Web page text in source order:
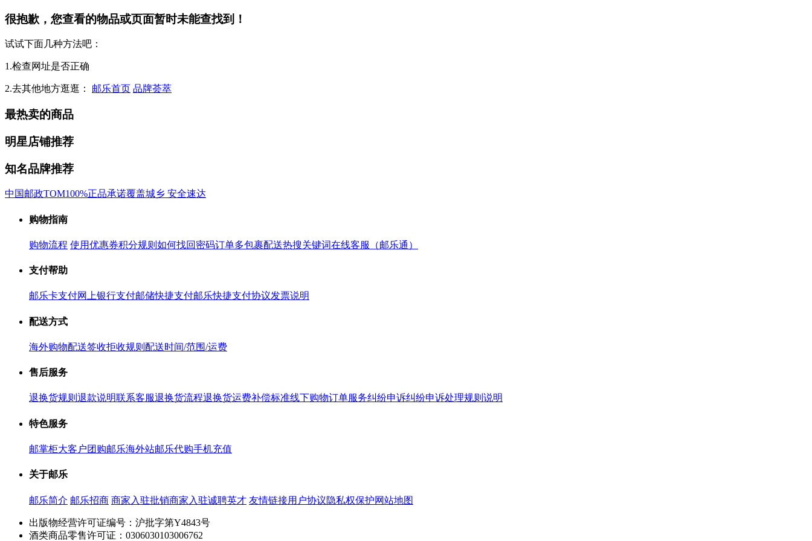
很抱歉，您查看的物品或页面暂时未能查找到！
试试下面几种方法吧：
1.检查网址是否正确
2.去其他地方逛逛： 邮乐首页 品牌荟萃
最热卖的商品
明星店铺推荐
知名品牌推荐
中国邮政TOM100%正品承诺覆盖城乡 安全速达
购物指南
购物流程 使用优惠券积分规则 如何找回密码订单多包裹配送热搜关键词在线客服（邮乐通）
支付帮助
邮乐卡支付网上银行支付邮储快捷支付邮乐快捷支付协议发票说明
配送方式
海外购物配送签收拒收规则 配送时间/范围/运费
售后服务
退换货规则 退款说明联系客服退换货流程退换货运费补偿标准线下购物订单服务纠纷申诉纠纷申诉处理规则说明
特色服务
邮掌柜大客户团购邮乐海外站邮乐代购手机充值
关于邮乐
邮乐简介 邮乐招商 商家入驻批销商家入驻诚聘英才 友情链接用户协议隐私权保护网站地图
出版物经营许可证编号：沪批字第Y4843号
酒类商品零售许可证：0306030103006762